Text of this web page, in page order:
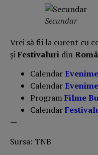
Secundar
Vrei să fii la curent cu
șiFestivaluri din
Calendar
Calendar
ProgramFilme
Calendar
—
Sursa: TNB